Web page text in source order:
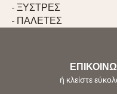
- ΞΥΣΤΡΕΣ
- ΠΑΛΕΤΕΣ
ή κλείστε